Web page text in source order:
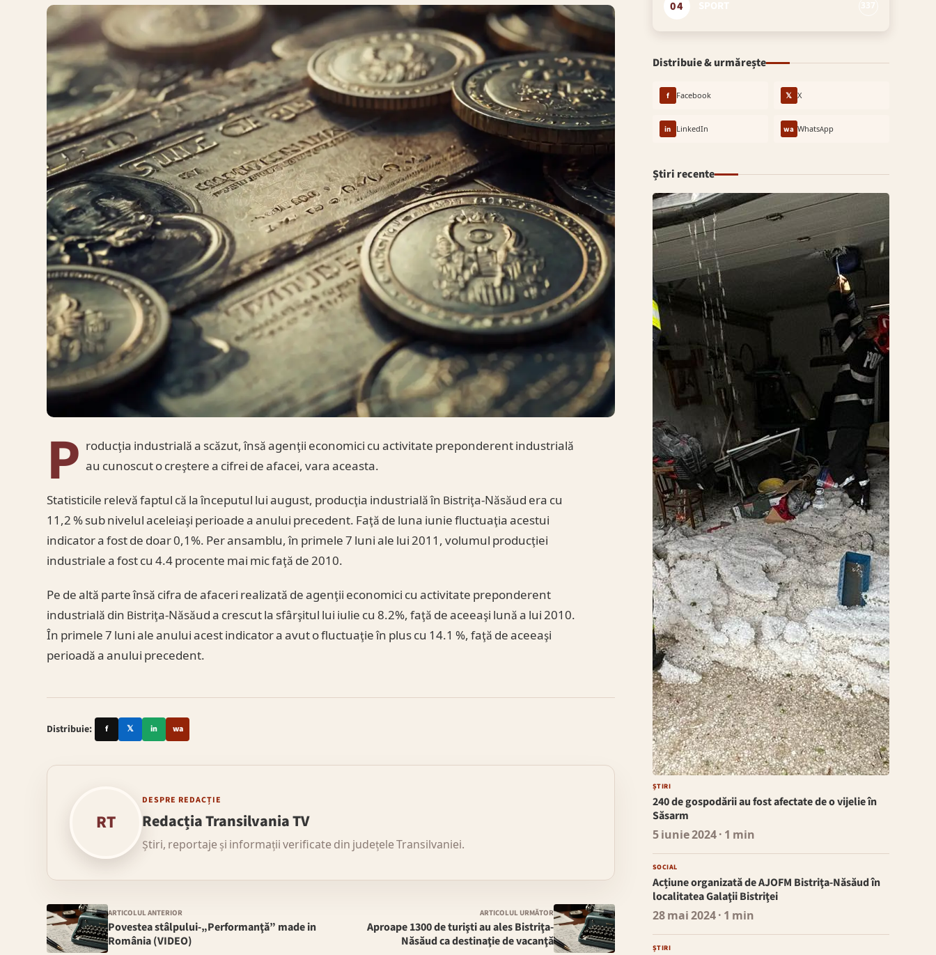
P roducţia industrială a scăzut, însă agenţii economici cu activitate preponderent industrială
au cunoscut o creştere a cifrei de afacei, vara aceasta.
Statisticile relevă faptul că la începutul lui august, producţia industrială în Bistriţa-Năsăud era cu
11,2 % sub nivelul aceleiaşi perioade a anului precedent. Faţă de luna iunie fluctuaţia acestui
indicator a fost de doar 0,1%. Per ansamblu, în primele 7 luni ale lui 2011, volumul producţiei
industriale a fost cu 4.4 procente mai mic faţă de 2010.
Pe de altă parte însă cifra de afaceri realizată de agenţii economici cu activitate preponderent
industrială din Bistriţa-Năsăud a crescut la sfârşitul lui iulie cu 8.2%, faţă de aceeaşi lună a lui 2010.
În primele 7 luni ale anului acest indicator a avut o fluctuaţie în plus cu 14.1 %, faţă de aceeaşi
perioadă a anului precedent.
Distribuie: f 𝕏 in wa
RT
DESPRE REDACȚIE
Redacția Transilvania TV
Știri, reportaje și informații verificate din județele Transilvaniei.
ARTICOLUL ANTERIOR
Povestea stâlpului-„Performanţă” made in
România (VIDEO)
ARTICOLUL URMĂTOR
Aproape 1300 de turişti au ales Bistriţa-
Năsăud ca destinaţie de vacanţă
04
Distribuie & urmărește
f Facebook 𝕏 X
in LinkedIn wa WhatsApp
Știri recente
ȘTIRI
240 de gospodării au fost afectate de o vijelie în
Săsarm
5 iunie 2024· 1 min
SOCIAL
Acțiune organizată de AJOFM Bistriţa-Năsăud în
localitatea Galaţii Bistriţei
28 mai 2024· 1 min
ȘTIRI